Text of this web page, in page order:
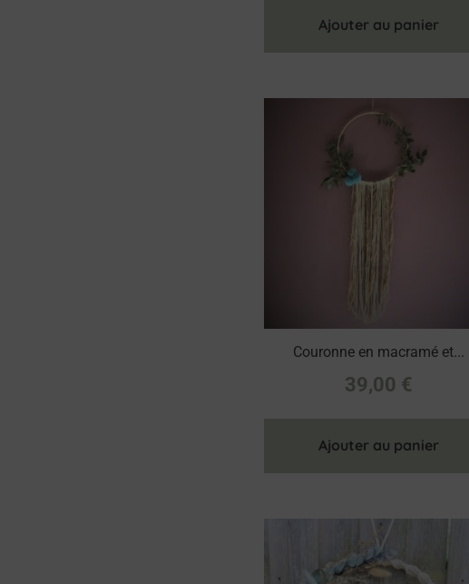
Ajouter au panier
Couronne en macramé et...
39,00 €
Ajouter au panier